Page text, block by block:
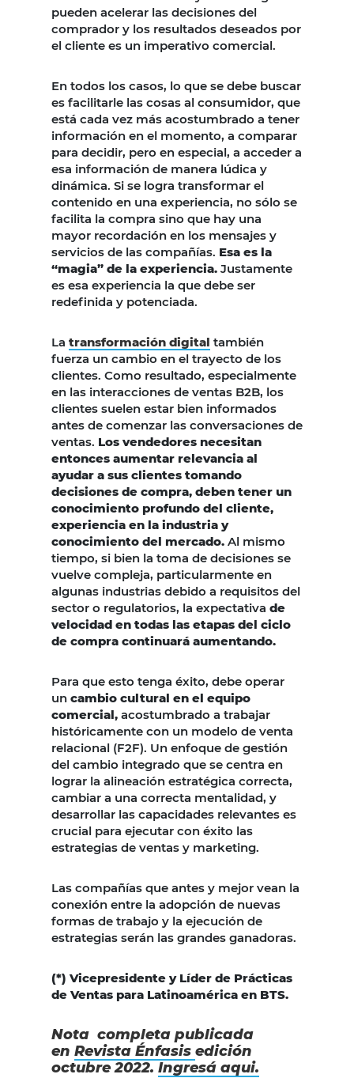
pueden acelerar las decisiones del
comprador y los resultados deseados por
el cliente es un imperativo comercial.
En todos los casos, lo que se debe buscar
es facilitarle las cosas al consumidor, que
está cada vez más acostumbrado a tener
información en el momento, a comparar
para decidir, pero en especial, a acceder a
esa información de manera lúdica y
dinámica. Si se logra transformar el
contenido en una experiencia, no sólo se
facilita la compra sino que hay una
mayor recordación en los mensajes y
servicios de las compañías. Esa es la
“magia” de la experiencia. Justamente
es esa experiencia la que debe ser
redefinida y potenciada.
La transformación digital también
fuerza un cambio en el trayecto de los
clientes. Como resultado, especialmente
en las interacciones de ventas B2B, los
clientes suelen estar bien informados
antes de comenzar las conversaciones de
ventas. Los vendedores necesitan
entonces aumentar relevancia al
ayudar a sus clientes tomando
decisiones de compra, deben tener un
conocimiento profundo del cliente,
experiencia en la industria y
conocimiento del mercado. Al mismo
tiempo, si bien la toma de decisiones se
vuelve compleja, particularmente en
algunas industrias debido a requisitos del
sector o regulatorios, la expectativa de
velocidad en todas las etapas del ciclo
de compra continuará aumentando.
Para que esto tenga éxito, debe operar
un cambio cultural en el equipo
comercial, acostumbrado a trabajar
históricamente con un modelo de venta
relacional (F2F). Un enfoque de gestión
del cambio integrado que se centra en
lograr la alineación estratégica correcta,
cambiar a una correcta mentalidad, y
desarrollar las capacidades relevantes es
crucial para ejecutar con éxito las
estrategias de ventas y marketing.
Las compañías que antes y mejor vean la
conexión entre la adopción de nuevas
formas de trabajo y la ejecución de
estrategias serán las grandes ganadoras.
(*) Vicepresidente y Líder de Prácticas
de Ventas para Latinoamérica en BTS.
Nota completa publicada
en Revista Énfasis edición
octubre 2022. Ingresá aqui.